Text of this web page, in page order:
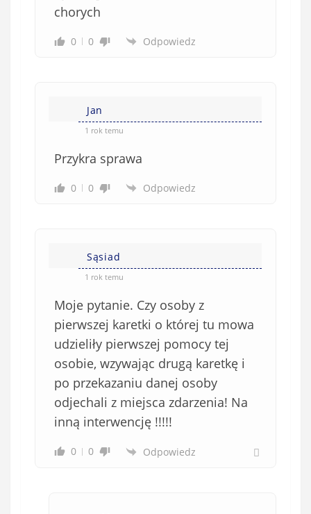
chorych
0 0 Odpowiedz
Jan
1 rok temu
Przykra sprawa
0 0 Odpowiedz
Sąsiad
1 rok temu
Moje pytanie. Czy osoby z
pierwszej karetki o której tu mowa
udzieliły pierwszej pomocy tej
osobie, wzywając drugą karetkę i
po przekazaniu danej osoby
odjechali z miejsca zdarzenia! Na
inną interwencję !!!!!
0 0 Odpowiedz